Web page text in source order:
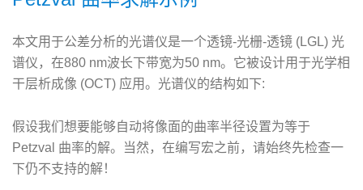
本文用于公差分析的光谱仪是一个透镜-光栅-透镜 (LGL) 光
谱仪，在880 nm波长下带宽为50 nm。它被设计用于光学相
干层析成像 (OCT) 应用。光谱仪的结构如下:
假设我们想要能够自动将像面的曲率半径设置为等于
Petzval 曲率的解。当然，在编写宏之前，请始终先检查一
下仍不支持的解！